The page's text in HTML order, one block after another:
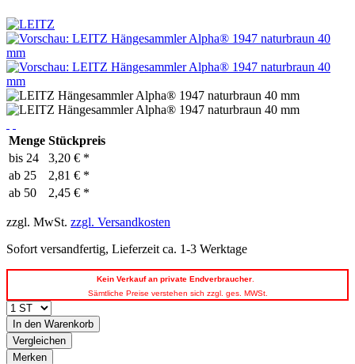
Menge Stückpreis
bis 24
3,20 € *
ab 25
2,81 € *
ab 50 2,45 € *
zzgl. MwSt. zzgl. Versandkosten
Sofort versandfertig, Lieferzeit ca. 1-3 Werktage
Kein Verkauf an private Endverbraucher.
Sämtliche Preise verstehen sich zzgl. ges. MWSt.
In den Warenkorb
Vergleichen
Merken